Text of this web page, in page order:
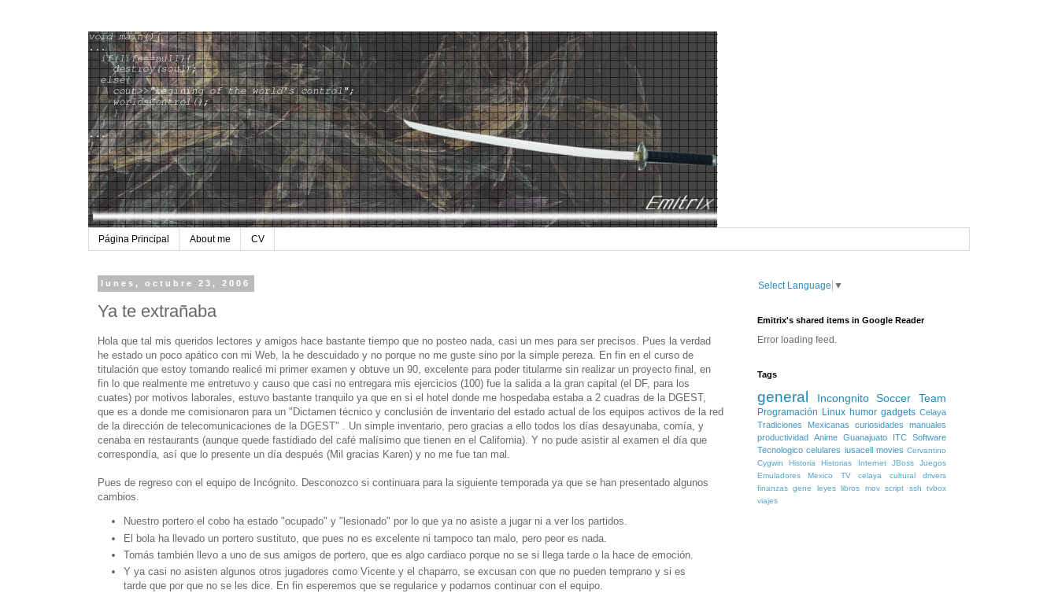
Página Principal About me CV
lunes, octubre 23, 2006
Ya te extrañaba
Hola que tal mis queridos lectores y amigos hace bastante tiempo que no posteo nada, casi un mes para ser precisos. Pues la verdad
he estado un poco apático con mi Web, la he descuidado y no porque no me guste sino por la simple pereza. En fin en el curso de
titulación que estoy tomando realicé mi primer examen y obtuve un 90, excelente para poder titularme sin realizar un proyecto final, en
fin lo que realmente me entretuvo y causo que casi no entregara mis ejercicios (100) fue la salida a la gran capital (el DF, para los
cuates) por motivos laborales, estuvo bastante tranquilo ya que en si el hotel donde me hospedaba estaba a 2 cuadras de la DGEST,
que es a donde me comisionaron para un "Dictamen técnico y conclusión de inventario del estado actual de los equipos activos de la red
de la dirección de telecomunicaciones de la DGEST" . Un simple inventario, pero gracias a ello todos los días desayunaba, comía, y
cenaba en restaurants (aunque quede fastidiado del café malísimo que tienen en el California). Y no pude asistir al examen el día que
correspondía, así que lo presente un día después (Mil gracias Karen) y no me fue tan mal.
Pues de regreso con el equipo de Incógnito. Desconozco si continuara para la siguiente temporada ya que se han presentado algunos
cambios.
Nuestro portero el cobo ha estado "ocupado" y "lesionado" por lo que ya no asiste a jugar ni a ver los partidos.
El bola ha llevado un portero sustituto, que pues no es excelente ni tampoco tan malo, pero peor es nada.
Tomás también llevo a uno de sus amigos de portero, que es algo cardiaco porque no se si llega tarde o la hace de emoción.
Y ya casi no asisten algunos otros jugadores como Vicente y el chaparro, se excusan con que no pueden temprano y si es
tarde que por que no se les dice. En fin esperemos que se regularice y podamos continuar con el equipo.
Select Language ▼
Emitrix's shared items in Google Reader
Error loading feed.
Tags
general Incongnito Soccer Team
Programación Linux humor gadgets Celaya
Tradiciones Mexicanas
curiosidades
manuales
productividad
Anime Guanajuato ITC Software
Tecnologico celulares iusacell movies Cervantino
Cygwin
Historia Historias Internet JBoss
Juegos
Emuladores
Mexico TV celaya cultural
drivers
finanzas gene leyes libros mov script ssh
tvbox
viajes